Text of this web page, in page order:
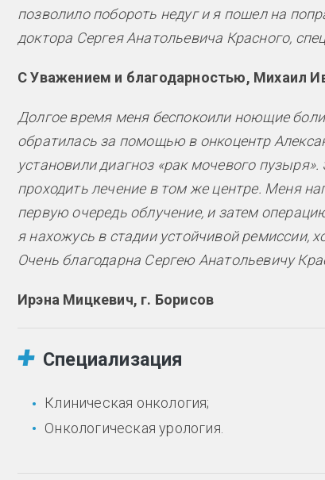
позволило побороть недуг и я пошел на
доктора Сергея Анатольевича Красного,
С Уважением и благодарностью, Михаил
Долгое время меня беспокоили ноющие
обратилась за помощью в онкоцентр
установили диагноз «рак мочевого
проходить лечение в том же центре. Меня
первую очередь облучение, и затем
я нахожусь в стадии устойчивой ремиссии,
Очень благодарна Сергею Анатольевичу
Ирэна Мицкевич, г. Борисов
Специализация
Клиническая онкология;
Онкологическая урология.